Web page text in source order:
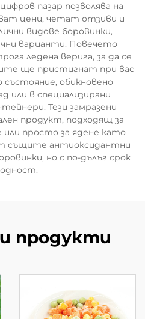
пазар позволява на
цени, четат отзиви и
видове боровинки,
варианти. Повечето
ледена верига, за да се
ще пристигнат при вас
състояние, обикновено
или в специализирани
Тези замразени
продукт, подходящ за
или просто за ядене като
същите антиоксидантни
но с по-дълъг срок
продукти